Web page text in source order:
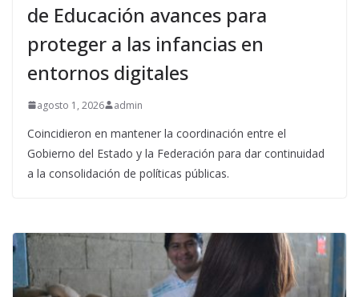
de Educación avances para
proteger a las infancias en
entornos digitales
agosto 1, 2026 admin
Coincidieron en mantener la coordinación entre el
Gobierno del Estado y la Federación para dar continuidad
a la consolidación de políticas públicas.